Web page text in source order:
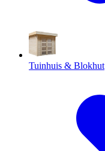
Tuinhuis & Blokhut